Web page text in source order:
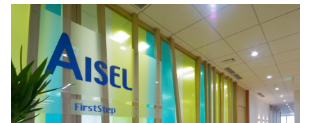
新卒エージェント
イベント・セミナー
インタビュー
就活成功ガイド
ナレッジ
リファレンス
プラン
評価結果一覧
再チャレンジ結果一覧
Tech Team Journal
paiza times
note
paizaとは？